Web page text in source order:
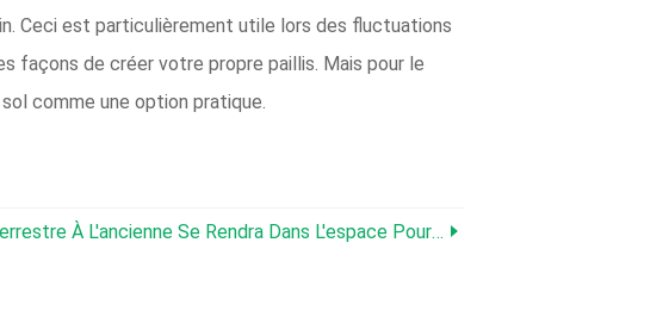
Ceci est particulièrement utile lors des fluctuations
façons de créer votre propre paillis. Mais pour le
comme une option pratique.
À L'ancienne Se Rendra Dans L'espace Pour La Première Fois